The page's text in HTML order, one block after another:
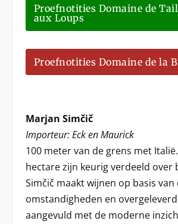
Proefnotities Domaine de
aux Loups
Proefnotities Domaine de la
Marjan Simčič
Importeur: Eck en Maurick
100 meter van de grens met
hectare zijn keurig verdeeld over
Simčič maakt wijnen op basis
omstandigheden en
aangevuld met de moderne